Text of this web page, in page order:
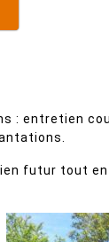
: entretien
futur tout